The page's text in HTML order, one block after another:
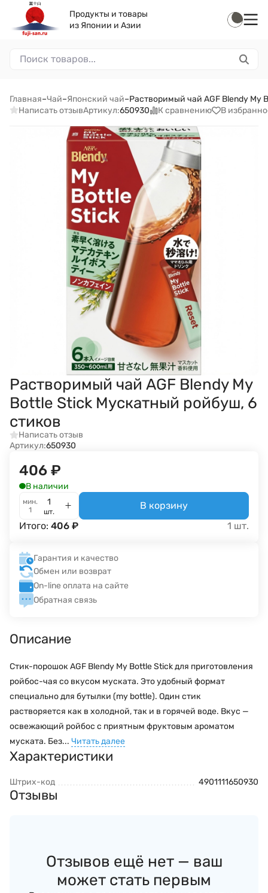
Продукты и товары
из Японии и Азии
Главная–Чай–Японский чай–Растворимый чай AGF Blendy My
Написать отзывАртикул:650930 К сравнению В
Растворимый чай AGF Blendy My
Bottle Stick Мускатный ройбуш, 6
стиков
Написать отзыв
Артикул:650930
406 ₽
В наличии
мин.
1
шт.
В корзину
Итого: 406 ₽ 1 шт.
Гарантия и качество
Обмен или возврат
On-line оплата на сайте
Обратная связь
Описание
Стик-порошок AGF Blendy My Bottle Stick для приготовления
ройбос-чая со вкусом муската. Это удобный формат
специально для бутылки (my bottle). Один стик
растворяется как в холодной, так и в горячей воде. Вкус —
освежающий ройбос с приятным фруктовым ароматом
муската. Без... Читать далее
Характеристики
Штрих-код 4901111650930
Отзывы
Отзывов ещё нет — ваш
может стать первым